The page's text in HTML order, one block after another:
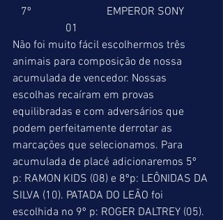
                   01
Não foi muito fácil escolhermos três
animais para composição de nossa
acumulada de vencedor. Nossas
escolhas recaíram em provas
equilibradas e com adversários que
podem perfeitamente derrotar as
marcações que selecionamos. Para
acumulada de placé adicionaremos 5º
p: RAMON KIDS (08) e 8ºp: LEÔNIDAS DA
SILVA (10). PATADA DO LEÃO foi
escolhida no 9º p: ROGER DALTREY (05).